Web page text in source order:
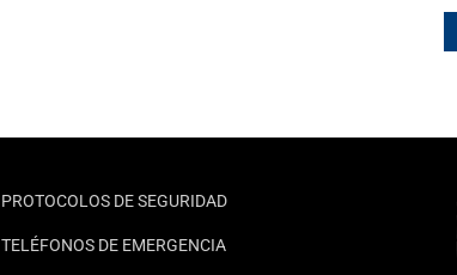
PROTOCOLOS DE SEGURIDAD
TELÉFONOS DE EMERGENCIA